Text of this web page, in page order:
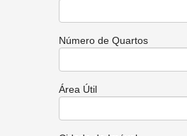
Número de Quartos
Área Útil